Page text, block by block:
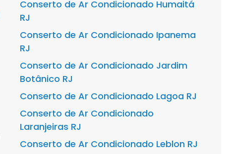
Conserto de Ar Condicionado Humaitá
RJ
Conserto de Ar Condicionado Ipanema
RJ
Conserto de Ar Condicionado Jardim
Botânico RJ
Conserto de Ar Condicionado Lagoa RJ
Conserto de Ar Condicionado
Laranjeiras RJ
Conserto de Ar Condicionado Leblon RJ